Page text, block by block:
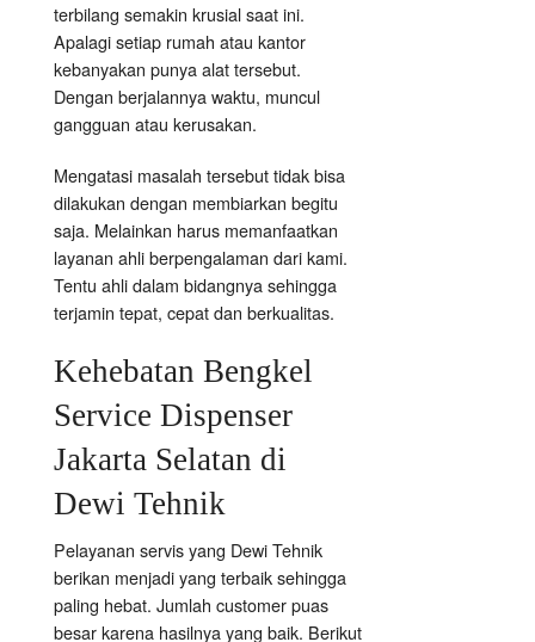
terbilang semakin krusial saat ini.
Apalagi setiap rumah atau kantor
kebanyakan punya alat tersebut.
Dengan berjalannya waktu, muncul
gangguan atau kerusakan.
Mengatasi masalah tersebut tidak bisa
dilakukan dengan membiarkan begitu
saja. Melainkan harus memanfaatkan
layanan ahli berpengalaman dari kami.
Tentu ahli dalam bidangnya sehingga
terjamin tepat, cepat dan berkualitas.
Kehebatan Bengkel
Service Dispenser
Jakarta Selatan di
Dewi Tehnik
Pelayanan servis yang Dewi Tehnik
berikan menjadi yang terbaik sehingga
paling hebat. Jumlah customer puas
besar karena hasilnya yang baik. Berikut